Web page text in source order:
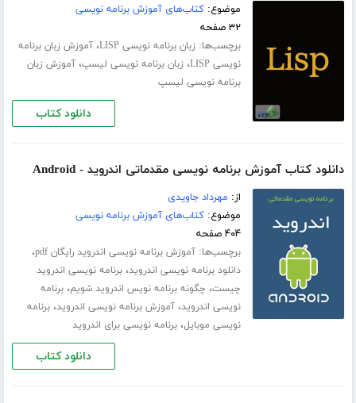
موضوع:کتاب‌های آموزش برنامه نویسی
۳۲ صفحه
برچسب‌ها: زبان برنامه نویسی LISP ،آموزش زبان برنامه
نویسی LISP
، زبان برنامه نویسی لیسپ،آموزش زبان
برنامه نویسی لیسپ
دانلود کتاب
دانلود کتاب آموزش برنامه نویسی مقدماتی اندروید - Android
از: مهرداد جاویدی
موضوع:کتاب‌های آموزش برنامه نویسی
۴۰۴ صفحه
برچسب‌ها:آموزش برنامه نویسی اندروید رایگان pdf ،
دانلود برنامه نویسی اندروید،برنامه نویسی اندروید
چیست، چگونه برنامه نویس اندروید شویم،برنامه
نویسی اندروید،آموزش برنامه نویسی اندروید،برنامه
نویسی موبایل،برنامه نویسی برای اندروید
دانلود کتاب